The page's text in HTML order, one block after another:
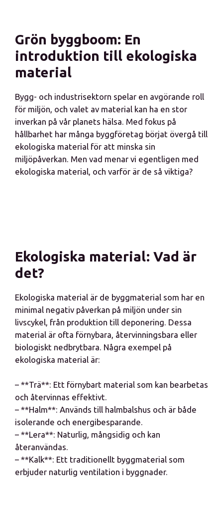
Grön byggboom: En
introduktion till ekologiska
material
Bygg- och industrisektorn spelar en avgörande roll
för miljön, och valet av material kan ha en stor
inverkan på vår planets hälsa. Med fokus på
hållbarhet har många byggföretag börjat övergå till
ekologiska material för att minska sin
miljöpåverkan. Men vad menar vi egentligen med
ekologiska material, och varför är de så viktiga?
Ekologiska material: Vad är
det?
Ekologiska material är de byggmaterial som har en
minimal negativ påverkan på miljön under sin
livscykel, från produktion till deponering. Dessa
material är ofta förnybara, återvinningsbara eller
biologiskt nedbrytbara. Några exempel på
ekologiska material är:
– **Trä**: Ett förnybart material som kan bearbetas
och återvinnas effektivt.
– **Halm**: Används till halmbalshus och är både
isolerande och energibesparande.
– **Lera**: Naturlig, mångsidig och kan
återanvändas.
– **Kalk**: Ett traditionellt byggmaterial som
erbjuder naturlig ventilation i byggnader.